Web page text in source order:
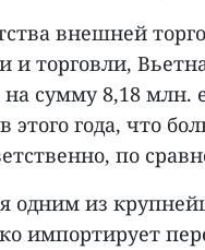
внешней
торговли,
на сумму 8,18
этого года, что
по
одним из
импортирует